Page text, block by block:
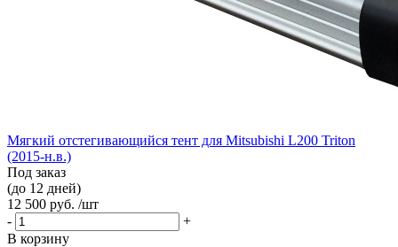
Мягкий отстегивающийся тент для Mitsubishi L200 Triton
(2015-н.в.)
Под заказ
(до 12 дней)
12 500 руб. /шт
-
+
В корзину